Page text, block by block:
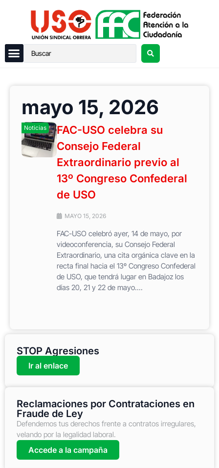
mayo 15, 2026
Noticias
FAC-USO celebra su
Consejo Federal
Extraordinario previo al
13º Congreso Confederal
de USO
MAYO 15, 2026
FAC-USO celebró ayer, 14 de mayo, por
videoconferencia, su Consejo Federal
Extraordinario, una cita orgánica clave en la
recta final hacia el 13º Congreso Confederal
de USO, que tendrá lugar en Badajoz los
días 20, 21 y 22 de mayo....
STOP Agresiones
Ir al enlace
Reclamaciones por Contrataciones en
Fraude de Ley
Defendemos tus derechos frente a contratos irregulares,
velando por la legalidad laboral.
Accede a la campaña